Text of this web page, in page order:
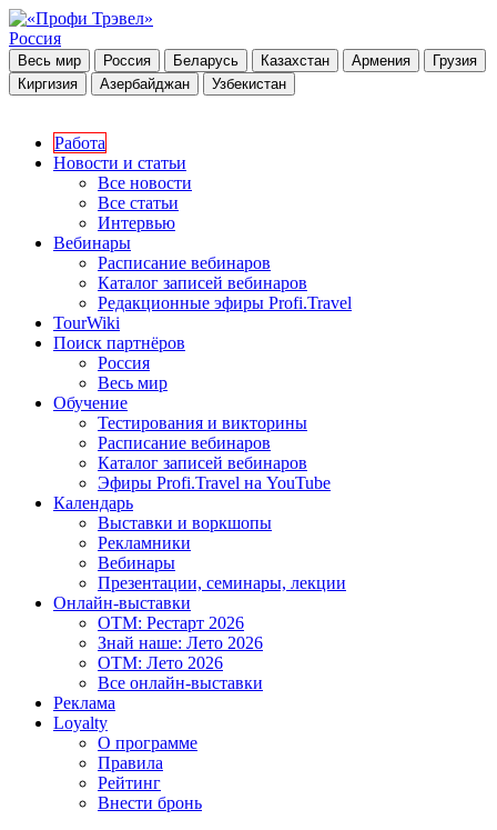
Россия
Весь мир Россия Беларусь Казахстан Армения
Грузия
Киргизия
Азербайджан Узбекистан
Работа
Новости и статьи
Все новости
Все статьи
Интервью
Вебинары
Расписание вебинаров
Каталог записей вебинаров
Редакционные эфиры Profi.Travel
TourWiki
Поиск партнёров
Россия
Весь мир
Обучение
Тестирования и викторины
Расписание вебинаров
Каталог записей вебинаров
Эфиры Profi.Travel на YouTube
Календарь
Выставки и воркшопы
Рекламники
Вебинары
Презентации, семинары, лекции
Онлайн-выставки
OTM: Рестарт 2026
Знай наше: Лето 2026
OTM: Лето 2026
Все онлайн-выставки
Реклама
Loyalty
О программе
Правила
Рейтинг
Внести бронь